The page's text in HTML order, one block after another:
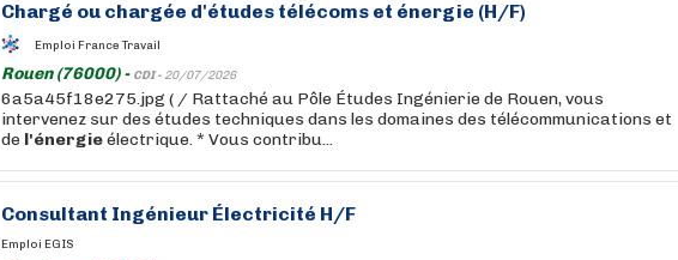
Chargé ou chargée d'études télécoms et énergie (H/F)
Emploi France Travail
Rouen (76000) - CDI - 20/07/2026
6a5a45f18e275.jpg ( / Rattaché au Pôle Études Ingénierie de Rouen, vous
intervenez sur des études techniques dans les domaines des télécommunications et
de l'énergieélectrique. * Vous contribu...
Consultant Ingénieur Électricité H/F
Emploi EGIS